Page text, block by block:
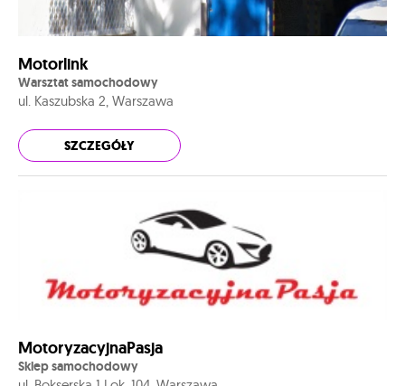
Motorlink
Warsztat samochodowy
ul. Kaszubska 2, Warszawa
SZCZEGÓŁY
MotoryzacyjnaPasja
Sklep samochodowy